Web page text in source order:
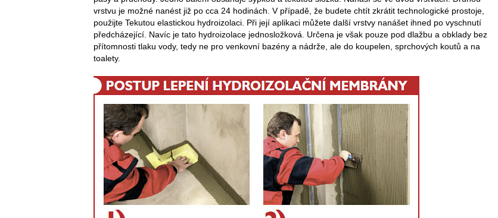
vrstvu je možné nanést již po cca 24 hodinách. V případě, že budete chtít zkrátit technologické prostoje,
použijte Tekutou elastickou hydroizolaci. Při její aplikaci můžete další vrstvy nanášet ihned po vyschnutí
předcházející. Navíc je tato hydroizolace jednosložková. Určena je však pouze pod dlažbu a obklady bez
přítomnosti tlaku vody, tedy ne pro venkovní bazény a nádrže, ale do koupelen, sprchových koutů a na
toalety.